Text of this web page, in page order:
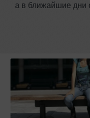
а в ближайшие дни
бренда от клубной
полноценному
выраженной
позицией.